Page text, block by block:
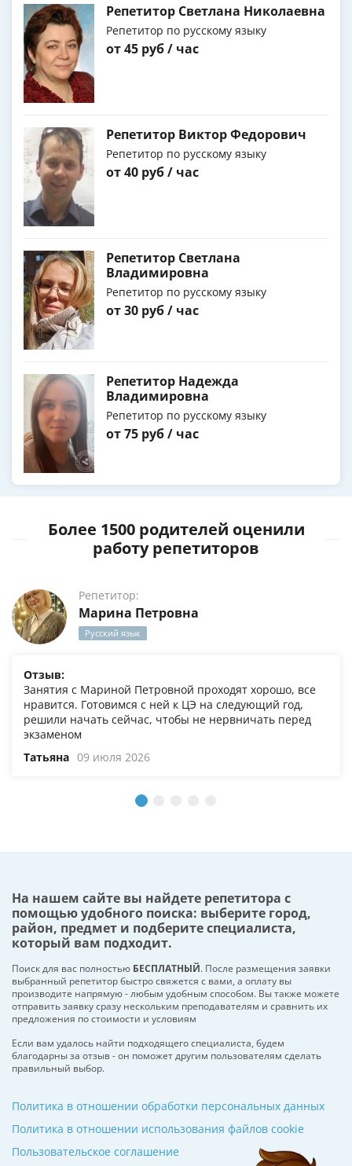
Репетитор Светлана Николаевна
Репетитор по русскому языку
от 45 руб / час
Репетитор Виктор Федорович
Репетитор по русскому языку
от 40 руб / час
Репетитор Светлана
Владимировна
Репетитор по русскому языку
от 30 руб / час
Репетитор Надежда
Владимировна
Репетитор по русскому языку
от 75 руб / час
Более 1500 родителей оценили
работу репетиторов
Репетитор:
Марина Петровна
Русский язык
Отзыв:
Занятия с Мариной Петровной проходят хорошо, все
нравится. Готовимся с ней к ЦЭ на следующий год,
решили начать сейчас, чтобы не нервничать перед
экзаменом
Татьяна 09 июля 2026
На нашем сайте вы найдете репетитора с
помощью удобного поиска: выберите город,
район, предмет и подберите специалиста,
который вам подходит.
Поиск для вас полностью БЕСПЛАТНЫЙ. После размещения заявки
выбранный репетитор быстро свяжется с вами, а оплату вы
производите напрямую - любым удобным способом. Вы также можете
отправить заявку сразу нескольким преподавателям и сравнить их
предложения по стоимости и условиям
Если вам удалось найти подходящего специалиста, будем
благодарны за отзыв - он поможет другим пользователям сделать
правильный выбор.
Политика в отношении обработки персональных данных
Политика в отношении использования файлов cookie
Пользовательское соглашение